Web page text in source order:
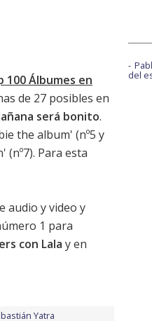
100 Álbumes en
de 27 posibles en
será bonito.
the album' (nº5 y
(nº7). Para esta
audio y video y
1 para
con Lala y en
Yatra
del